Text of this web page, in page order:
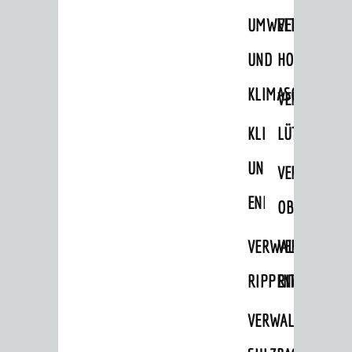
UMWELT-
UND
KLIMASCHUTZ
KLIMASCHUTZ
UND
RIPPENWEIER